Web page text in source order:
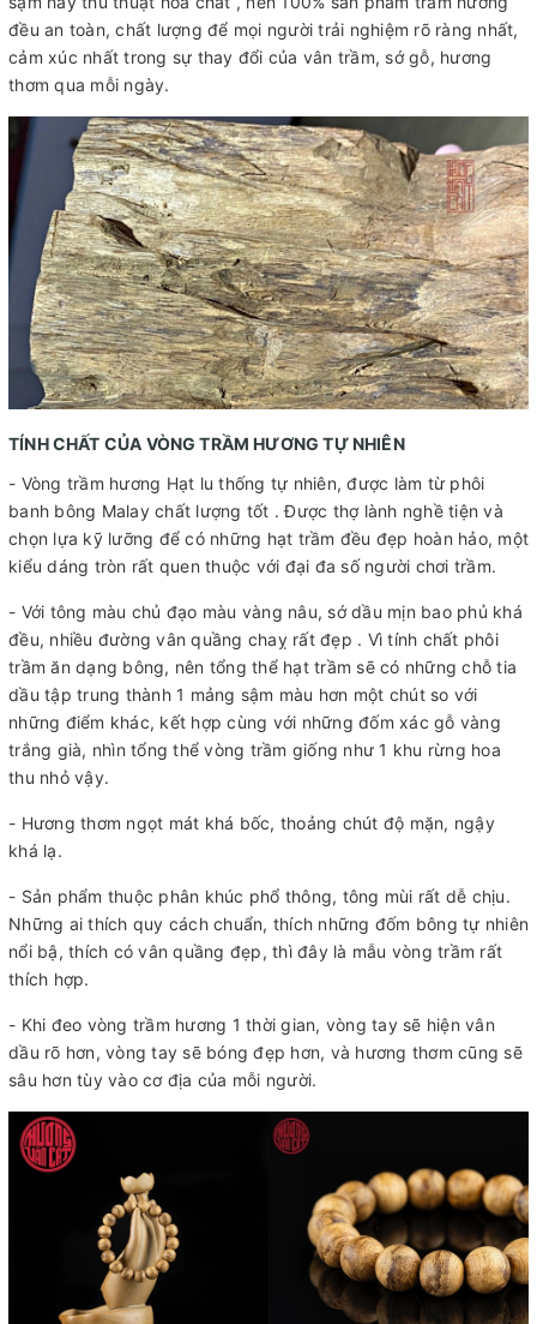
đều an toàn, chất lượng để mọi người trải nghiệm rõ ràng nhất,
cảm xúc nhất trong sự thay đổi của vân trầm, sớ gỗ, hương
thơm qua mỗi ngày.
TÍNH CHẤT CỦA VÒNG TRẦM HƯƠNG TỰ NHIÊN
- Vòng trầm hương Hạt lu thống tự nhiên, được làm từ phôi
banh bông Malay chất lượng tốt . Được thợ lành nghề tiện và
chọn lựa kỹ lưỡng để có những hạt trầm đều đẹp hoàn hảo, một
kiểu dáng tròn rất quen thuộc với đại đa số người chơi trầm.
- Với tông màu chủ đạo màu vàng nâu, sớ dầu mịn bao phủ khá
đều, nhiều đường vân quầng chaỵ rất đẹp . Vì tính chất phôi
trầm ăn dạng bông, nên tổng thể hạt trầm sẽ có những chỗ tia
dầu tập trung thành 1 mảng sậm màu hơn một chút so với
những điểm khác, kết hợp cùng với những đốm xác gỗ vàng
trắng già, nhìn tổng thể vòng trầm giống như 1 khu rừng hoa
thu nhỏ vậy.
- Hương thơm ngọt mát khá bốc, thoảng chút độ mặn, ngậy
khá lạ.
- Sản phẩm thuộc phân khúc phổ thông, tông mùi rất dễ chịu.
Những ai thích quy cách chuẩn, thích những đốm bông tự nhiên
nổi bậ, thích có vân quầng đẹp, thì đây là mẫu vòng trầm rất
thích hợp.
- Khi đeo vòng trầm hương 1 thời gian, vòng tay sẽ hiện vân
dầu rõ hơn, vòng tay sẽ bóng đẹp hơn, và hương thơm cũng sẽ
sâu hơn tùy vào cơ địa của mỗi người.